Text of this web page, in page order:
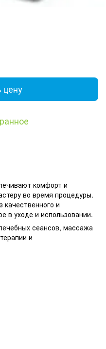
цену
комфорт и
во время процедуры.
качественного и
в уходе и использовании.
сеансов, массажа
терапии и